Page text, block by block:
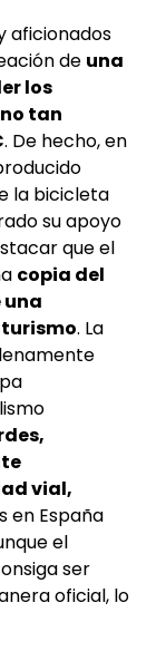
aficionados
de una
los
tan
. De hecho, en
la bicicleta
su apoyo
que el
copia del
una
. La
vial,
en España
el
ser
oficial, lo